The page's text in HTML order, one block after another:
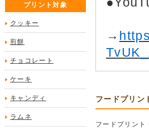
プリント対象
クッキー
煎餅
チョコレート
ケーキ
キャンディ
ラムネ
→
フードプリン
フードプリント